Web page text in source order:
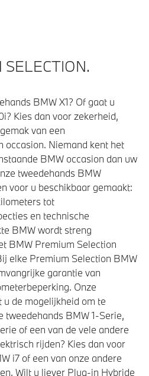
BMW X1? Of gaat u
Kies dan voor zekerheid,
van een
occasion. Niemand kent het
BMW occasion dan uw
tweedehands BMW
voor u beschikbaar gemaakt:
tot
en technische
BMW wordt streng
BMW Premium Selection
elke Premium Selection BMW
garantie van
Onze
de mogelijkheid om te
tweedehands BMW 1-Serie,
of een van de vele andere
rijden? Kies dan voor
i7 of een van onze andere
Wilt u liever Plug-in Hybride